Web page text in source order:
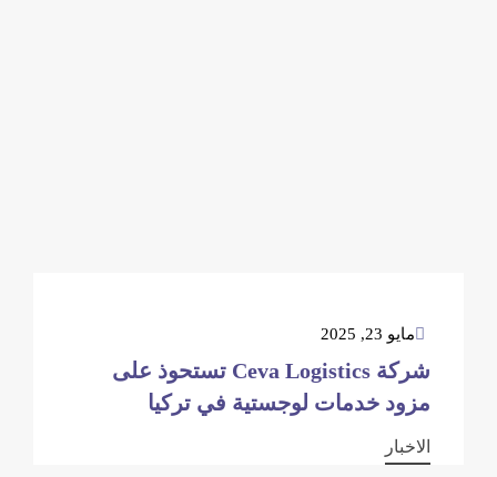
مايو 23, 2025
شركة Ceva Logistics تستحوذ على
مزود خدمات لوجستية في تركيا
الاخبار